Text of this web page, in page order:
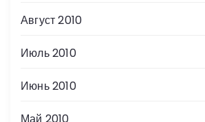
Август 2010
Июль 2010
Июнь 2010
Май 2010